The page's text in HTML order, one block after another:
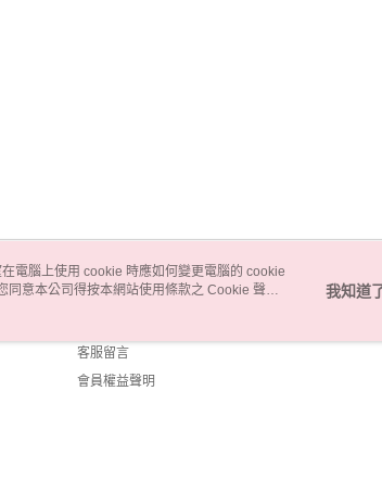
客服資訊
客服留言
會員權益聲明
電腦上使用 cookie 時應如何變更電腦的 cookie
同意本公司得按本網站使用條款之 Cookie 聲明
我知道